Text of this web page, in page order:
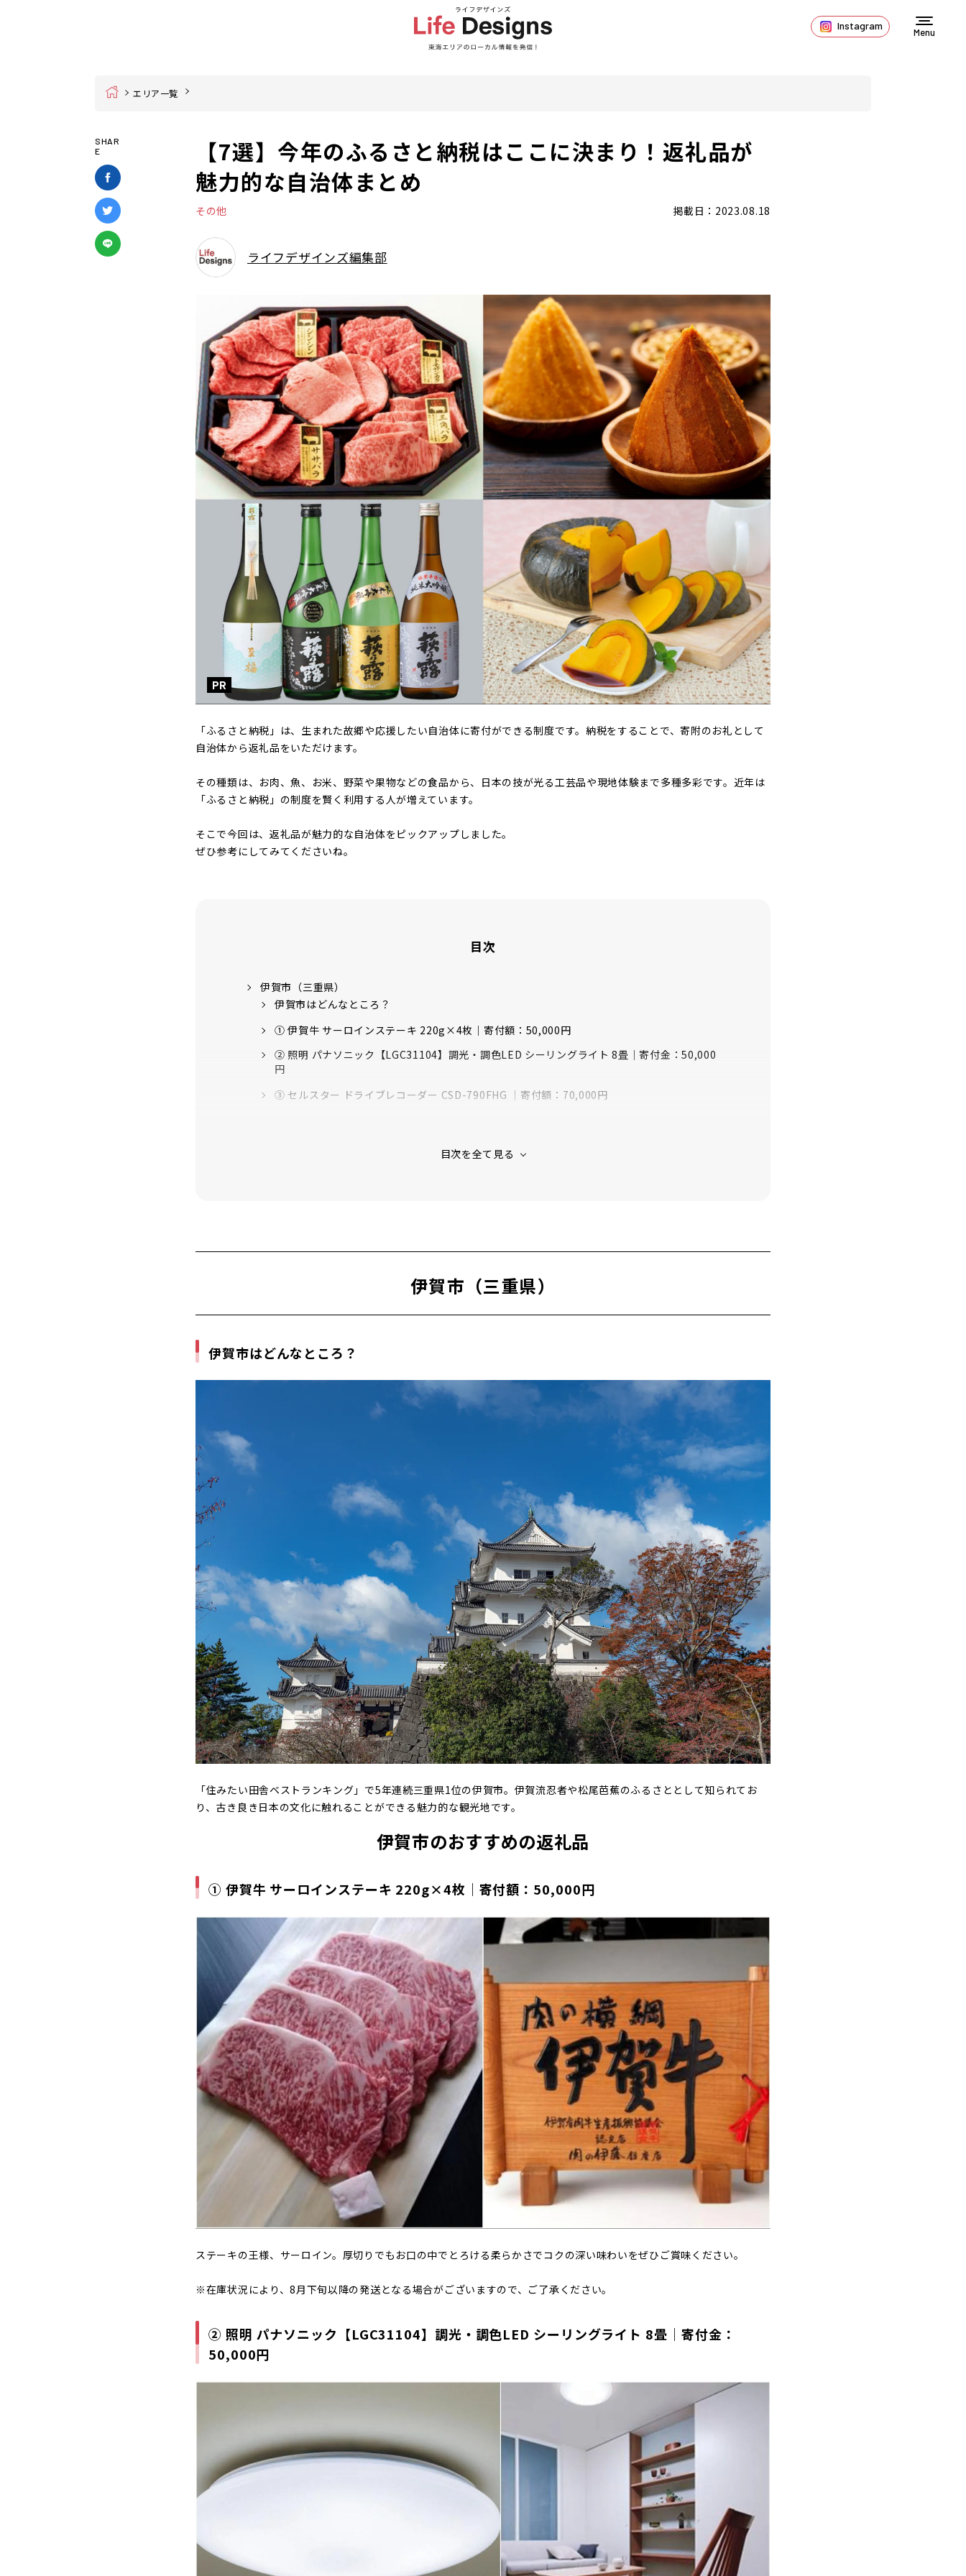
Instagram
Menu
Home エリア一覧
SHAR
E
【7選】今年のふるさと納税はここに決まり！返礼品が
魅力的な自治体まとめ
その他 掲載日：2023.08.18
ライフデザインズ編集部
PR
「ふるさと納税」は、生まれた故郷や応援したい自治体に寄付ができる制度です。納税をすることで、寄附のお礼として
自治体から返礼品をいただけます。
その種類は、お肉、魚、お米、野菜や果物などの食品から、日本の技が光る工芸品や現地体験まで多種多彩です。近年は
「ふるさと納税」の制度を賢く利用する人が増えています。
そこで今回は、返礼品が魅力的な自治体をピックアップしました。
ぜひ参考にしてみてくださいね。
目次
伊賀市（三重県）
伊賀市はどんなところ？
① 伊賀牛 サーロインステーキ 220g×4枚｜寄付額：50,000円
② 照明 パナソニック【LGC31104】調光・調色LED シーリングライト 8畳｜寄付金：50,000
円
③ セルスター ドライブレコーダー CSD-790FHG ｜寄付額：70,000円
幸田町（愛知県）
① エアウィーヴ クッション ｜寄付額：30,000円
③「夢やまびこ豚」モリモリ満足セット3.8kg｜寄付額：16,000円
高島市（滋賀県）
①【A-319】 宝牧場 近江牛シャトーブリアンブロック 650g ［高島屋選定品］｜寄付額：
②【I-315】 福井弥平商店 萩乃露 純米大吟醸 720ml ４本セット［高島屋選定品］｜寄付
③【B-803】 近江今津 西友 うなぎ炭火焼蒲焼 ［高島屋選定品］｜寄付額：20,000円
日進市はどんなところ？
① BUFFALO/バッファロー 外付けハードディスク(HDD) 4TB [№5229-0362]｜寄付額：
45,000円
②「シャルキュトゥリ・ベーシック」ソーセージ・ハム詰め合わせ 6種類 660g ｜寄付額：
16,000円
③ 元祖かぼちゃプリン（約1200g）×1個 [№5229-0036]｜寄付額：15,000円
碧南市（愛知県）
碧南市（へきなんし）はどんなところ？
① ブレンデッドウイスキー碧州｜寄付額：10,000円
② 4種 無塩ミックスナッツ 2㎏｜寄付額：10,000円
箕輪町（長野県）
① 無塩4種の低糖質ミックスナッツ 2.1kg（350g×6袋）｜寄付額：10,000円
② 無添加で山万最高級味噌の詰め合わせ｜寄付額：10,000円
伊賀市（三重県）
伊賀市はどんなところ？
「住みたい田舎ベストランキング」で5年連続三重県1位の伊賀市。伊賀流忍者や松尾芭蕉のふるさととして知られてお
り、古き良き日本の文化に触れることができる魅力的な観光地です。
伊賀市のおすすめの返礼品
① 伊賀牛 サーロインステーキ 220g×4枚｜寄付額：50,000円
ステーキの王様、サーロイン。厚切りでもお口の中でとろける柔らかさでコクの深い味わいをぜひご賞味ください。
※在庫状況により、8月下旬以降の発送となる場合がございますので、ご了承ください。
② 照明 パナソニック【LGC31104】調光・調色LED シーリングライト 8畳｜寄付金：
50,000円